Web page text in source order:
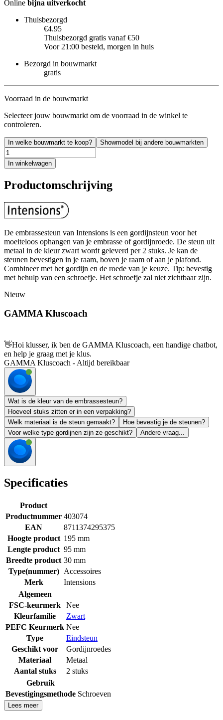
Online bijna uitverkocht
Thuisbezorgd
€4.95
Thuisbezorgd gratis vanaf €50
Voor 21:00 besteld, morgen in huis
Bezorgd in bouwmarkt
gratis
Voorraad in de bouwmarkt
Selecteer jouw bouwmarkt om de voorraad in de winkel te
controleren.
In welke bouwmarkt te koop? Showmodel bij andere bouwmarkten
In winkelwagen
Productomschrijving
De embrassesteun van Intensions is een gordijnsteun voor het
moeiteloos ophangen van je embrasse of gordijnroede. De steun uit
metaal in de kleur zwart wordt geleverd per 2 stuks. Je kan de
steunen bevestigen in je raam, boven je raam of aan je plafond.
Combineer met het gordijn en de roede van je keuze. Tip: bevestig
met behulp van een schroefje. Het schroefje zal niet zichtbaar zijn.
Nieuw
GAMMA Kluscoach
👋Hoi klusser, ik ben de GAMMA Kluscoach, een handige chatbot,
en help je graag met je klus.
GAMMA Kluscoach - Altijd bereikbaar
Wat is de kleur van de embrassesteun?
Hoeveel stuks zitten er in een verpakking?
Welk materiaal is de steun gemaakt?
Hoe bevestig je de steunen?
Voor welke type gordijnen zijn ze geschikt?
Andere vraag...
Specificaties
Product
Productnummer 403074
EAN
8711374295375
Hoogte product 195 mm
Lengte product 95 mm
Breedte product 30 mm
Type(nummer)
Accessoires
Merk
Intensions
Algemeen
FSC-keurmerk
Nee
Kleurfamilie
Zwart
PEFC Keurmerk Nee
Type
Eindsteun
Geschikt voor
Gordijnroedes
Materiaal
Metaal
Aantal stuks
2 stuks
Gebruik
Bevestigingsmethode Schroeven
Lees meer